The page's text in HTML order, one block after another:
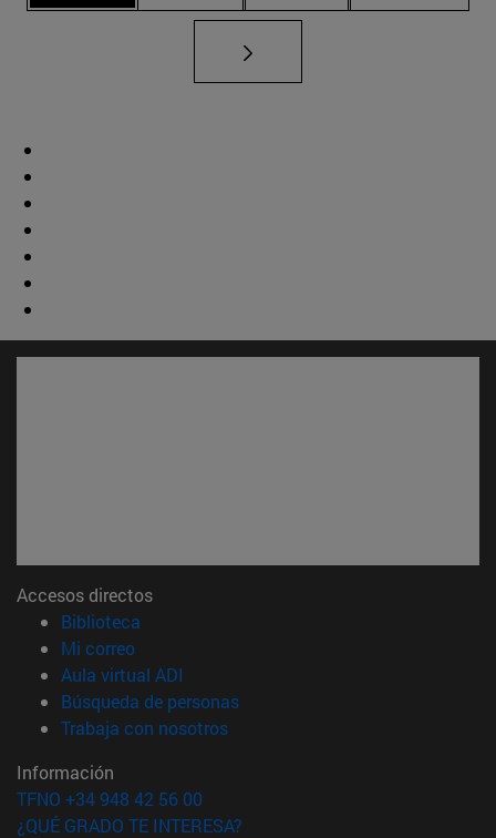
Accesos directos
Biblioteca
Mi correo(abre en nueva ventana)
Aula virtual ADI
Búsqueda de personas(abre en nueva ventana)
Trabaja con nosotros(abre en nueva ventana)
Información
TFNO +34 948 42 56 00
¿QUÉ GRADO TE INTERESA?